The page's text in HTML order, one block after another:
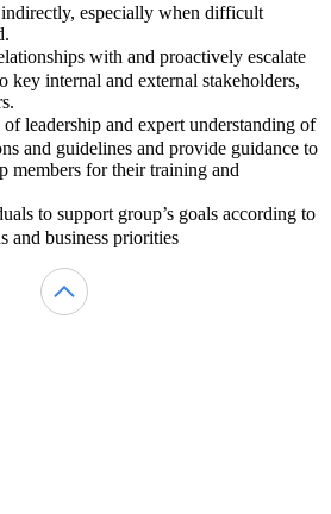
indirectly, especially when difficult
with and proactively escalate
key internal and external stakeholders,
leadership and expert understanding of
and guidelines and provide guidance to
members for their training and
to support group’s goals according to
and business priorities